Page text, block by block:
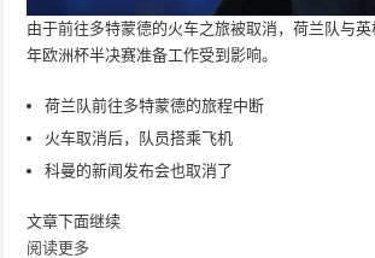
由于前往多特蒙德的火车之旅被取消，荷兰队与
年欧洲杯半决赛准备工作受到影响。
荷兰队前往多特蒙德的旅程中断
火车取消后，队员搭乘飞机
科曼的新闻发布会也取消了
文章下面继续
阅读更多